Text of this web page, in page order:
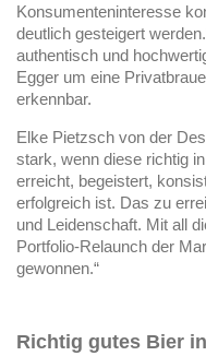
Konsumenteninteresse
deutlich gesteigert
authentisch und
Egger um eine
erkennbar.
Elke Pietzsch von der
stark, wenn diese richtig
erreicht, begeistert,
erfolgreich ist. Das zu
und Leidenschaft. Mit all
Portfolio-Relaunch der
gewonnen.“
Richtig gutes Bier